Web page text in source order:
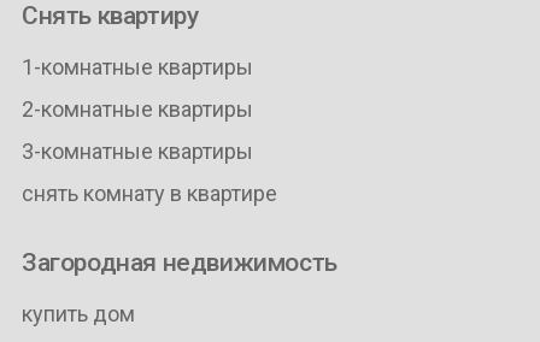
Снять квартиру
1-комнатные квартиры
2-комнатные квартиры
3-комнатные квартиры
снять комнату в квартире
Загородная недвижимость
купить дом